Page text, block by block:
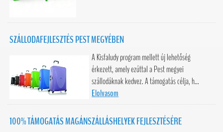
SZÁLLODAFEJLESZTÉS PEST MEGYÉBEN
A Kisfaludy program mellett új lehetőség
érkezett, amely ezúttal a Pest megyei
szállodáknak kedvez. A támogatás célja, h...
Elolvasom
100% TÁMOGATÁS MAGÁNSZÁLLÁSHELYEK FEJLESZTÉSÉRE